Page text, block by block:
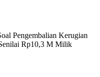
Pengembalian Kerugian
Rp10,3 M Milik